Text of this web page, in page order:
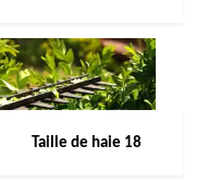
Taille de haie 18